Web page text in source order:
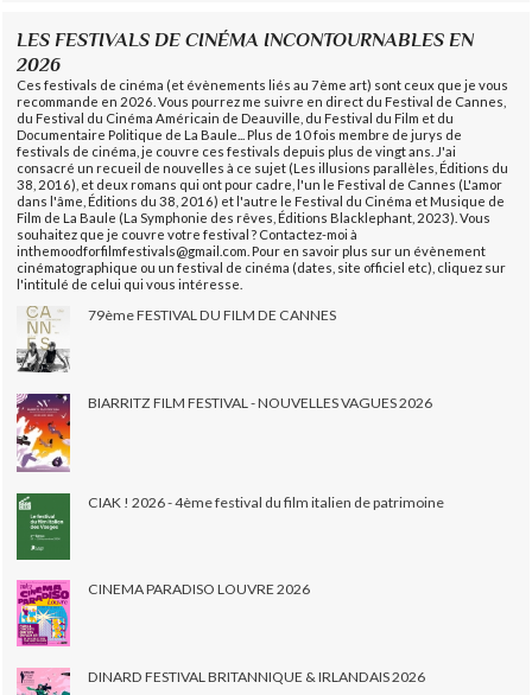
LES FESTIVALS DE CINÉMA INCONTOURNABLES EN
2026
Ces festivals de cinéma (et évènements liés au 7ème art) sont ceux que je vous
recommande en 2026. Vous pourrez me suivre en direct du Festival de Cannes,
du Festival du Cinéma Américain de Deauville, du Festival du Film et du
Documentaire Politique de La Baule... Plus de 10 fois membre de jurys de
festivals de cinéma, je couvre ces festivals depuis plus de vingt ans. J'ai
consacré un recueil de nouvelles à ce sujet (Les illusions parallèles, Éditions du
38, 2016), et deux romans qui ont pour cadre, l'un le Festival de Cannes (L'amor
dans l'âme, Éditions du 38, 2016) et l'autre le Festival du Cinéma et Musique de
Film de La Baule (La Symphonie des rêves, Éditions Blacklephant, 2023). Vous
souhaitez que je couvre votre festival ? Contactez-moi à
inthemoodforfilmfestivals@gmail.com. Pour en savoir plus sur un évènement
cinématographique ou un festival de cinéma (dates, site officiel etc), cliquez sur
l'intitulé de celui qui vous intéresse.
79ème FESTIVAL DU FILM DE CANNES
BIARRITZ FILM FESTIVAL - NOUVELLES VAGUES 2026
CIAK ! 2026 - 4ème festival du film italien de patrimoine
CINEMA PARADISO LOUVRE 2026
DINARD FESTIVAL BRITANNIQUE & IRLANDAIS 2026